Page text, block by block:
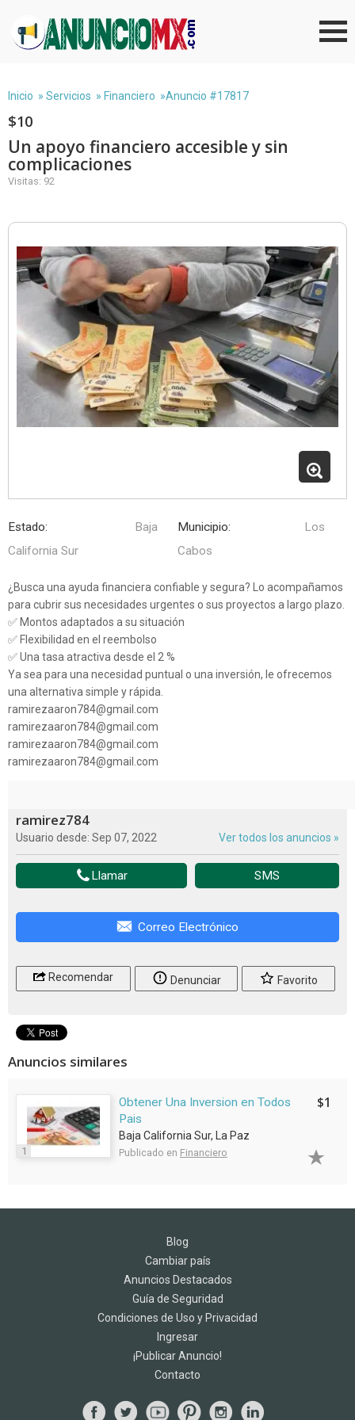
Inicio » Servicios » Financiero »Anuncio #17817
$10
Un apoyo financiero accesible y sin
complicaciones
Visitas: 92
Estado:
Baja
California Sur
Municipio:
Los
Cabos
¿Busca una ayuda financiera confiable y segura? Lo acompañamos
para cubrir sus necesidades urgentes o sus proyectos a largo plazo.
✅ Montos adaptados a su situación
✅ Flexibilidad en el reembolso
✅ Una tasa atractiva desde el 2 %
Ya sea para una necesidad puntual o una inversión, le ofrecemos
una alternativa simple y rápida.
ramirezaaron784@gmail.com
ramirezaaron784@gmail.com
ramirezaaron784@gmail.com
ramirezaaron784@gmail.com
ramirez784
Usuario desde: Sep 07, 2022 Ver todos los anuncios »
Llamar SMS
Correo Electrónico
Recomendar Denunciar Favorito
Anuncios similares
1
Obtener Una Inversion en Todos
Pais
Baja California Sur, La Paz
Publicado en Financiero
$1
Blog
Cambiar país
Anuncios Destacados
Guía de Seguridad
Condiciones de Uso y Privacidad
Ingresar
¡Publicar Anuncio!
Contacto